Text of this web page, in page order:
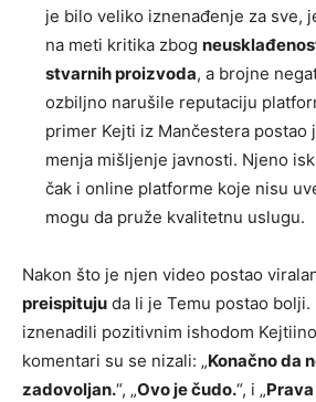
je bilo veliko iznenađenje za sve,
na meti kritika zbog
stvarnih proizvoda, a brojne
ozbiljno narušile reputaciju
primer Kejti iz Mančestera postao
menja mišljenje javnosti. Njeno
čak i online platforme koje nisu
mogu da pruže kvalitetnu uslugu.
Nakon što je njen video postao
preispituju da li je Temu postao bolji.
iznenadili pozitivnim ishodom
komentari su se nizali: „Konačno da
zadovoljan.“, „Ovo je čudo.“, i „